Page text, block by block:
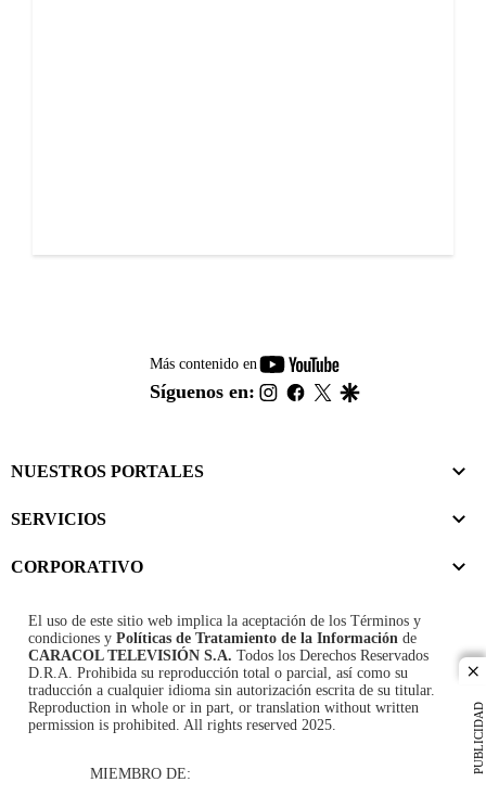
PUBLICIDAD
Más contenido en
youtube-
footer
Síguenos en: instagram
facebook
twitter
NUESTROS PORTALES
SERVICIOS
CORPORATIVO
El uso de este sitio web implica la aceptación de los Términos y
condiciones y Políticas de Tratamiento de la Información de
CARACOL TELEVISIÓN S.A. Todos los Derechos Reservados
D.R.A. Prohibida su reproducción total o parcial, así como su
traducción a cualquier idioma sin autorización escrita de su titular.
Reproduction in whole or in part, or translation without written
permission is prohibited. All rights reserved 2025.
MIEMBRO DE: